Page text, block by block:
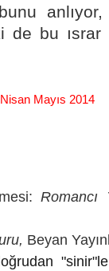
de bu
Mayıs 2014
Romancı
Beyan